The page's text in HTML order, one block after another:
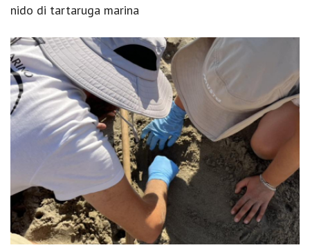
nido di tartaruga marina